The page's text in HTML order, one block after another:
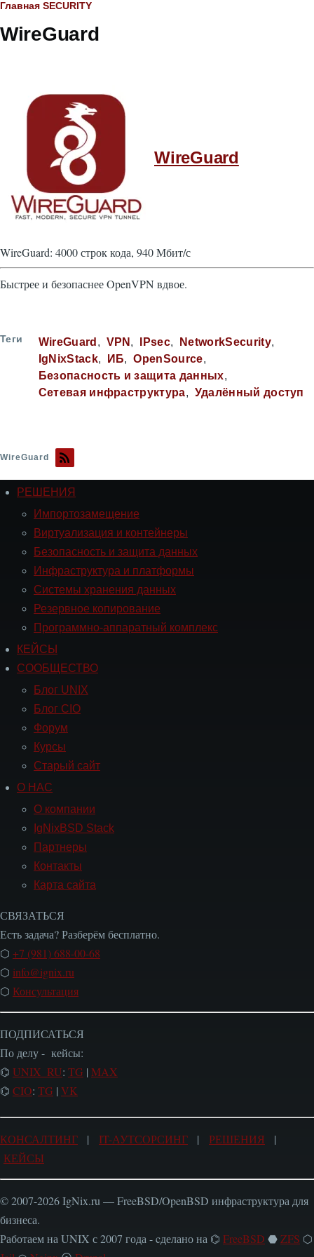
Строка
навигации
Главная SECURITY
WireGuard
WireGuard
WireGuard: 4000 строк кода, 940 Мбит/с
Быстрее и безопаснее OpenVPN вдвое.
Теги WireGuard VPN IPsec
NetworkSecurity
IgNixStack
ИБ
OpenSource
Безопасность и защита данных
Сетевая инфраструктура
Удалённый доступ
WireGuard
Навигация
РЕШЕНИЯ
РЕШЕНИЯ
Импортозамещение
Виртуализация и контейнеры
Безопасность и защита данных
Инфраструктура и платформы
Системы хранения данных
Резервное копирование
Программно-аппаратный комплекс
Навигация
СООБЩЕСТВО
КЕЙСЫ
СООБЩЕСТВО
Блог UNIX
Блог CIO
Форум
Курсы
Старый сайт
Навигация
О НАС
О компании
IgNixBSD Stack
Партнеры
Контакты
Карта сайта
СВЯЗАТЬСЯ
Есть задача? Разберём бесплатно.
⬡ +7 (981) 688-00-68
⬡ info@ignix.ru
⬡ Консультация
ПОДПИСАТЬСЯ
По делу - кейсы:
⌬ UNIX_RU: TG | MAX
⌬ CIO: TG | VK
КОНСАЛТИНГ | IT-АУТСОРСИНГ | РЕШЕНИЯ |
КЕЙСЫ
© 2007-2026 IgNix.ru — FreeBSD/OpenBSD инфраструктура для
бизнеса.
Работаем на UNIX с 2007 года - cделано на ⌬ FreeBSD ⬣ZFS ⬡